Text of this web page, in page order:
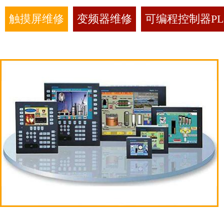
触摸屏维修 变频器维修 可编程控制器